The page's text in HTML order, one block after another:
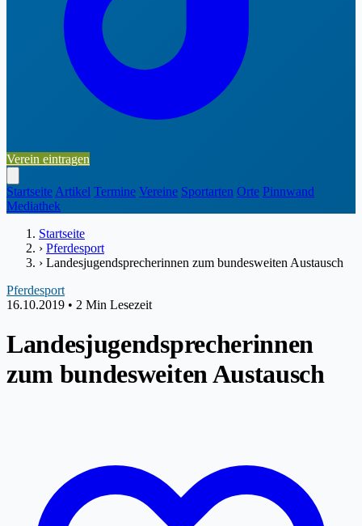
Verein eintragen
Startseite Artikel Termine Vereine Sportarten Orte Pinnwand
Mediathek
Startseite
› Pferdesport
› Landesjugendsprecherinnen zum bundesweiten Austausch
Pferdesport
16.10.2019 • 2 Min Lesezeit
Landesjugendsprecherinnen
zum bundesweiten Austausch